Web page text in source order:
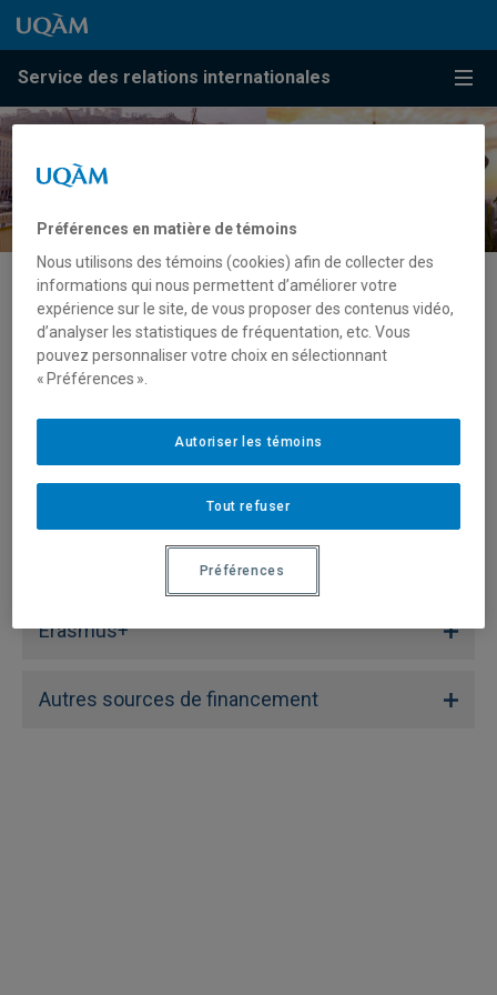
Passer au contenu
Accéder au menu principal
Accéder à la recherche
Passer au contenu
Accéder au menu principal
Service des relations internationales
Menu
Programmes de financement
Des programmes de financement sont à votre disposition
recherche à l’international.
Programme de mobilité enseignante pour la
création de partenariats (PMECP) – Affaires
mondiales Canada
Erasmus+
Autres sources de financement
Préférences en matière de témoins
Nous utilisons des témoins (cookies) afin de collecter des
informations qui nous permettent d’améliorer votre
expérience sur le site, de vous proposer des contenus vidéo,
d’analyser les statistiques de fréquentation, etc. Vous
pouvez personnaliser votre choix en sélectionnant
« Préférences ».
Tout refuser
Autoriser les témoins
Préférences